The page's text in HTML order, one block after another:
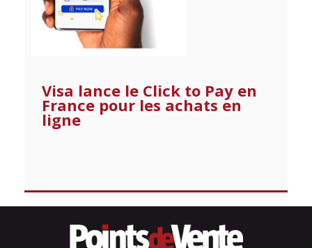
Visa lance le Click to Pay en
France pour les achats en
ligne